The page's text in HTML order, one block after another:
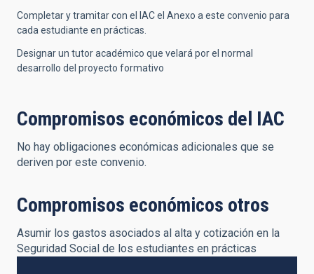
Completar y tramitar con el IAC el Anexo a este convenio para
cada estudiante en prácticas.
Designar un tutor académico que velará por el normal
desarrollo del proyecto formativo
Compromisos económicos del IAC
No hay obligaciones económicas adicionales que se
deriven por este convenio.
Compromisos económicos otros
Asumir los gastos asociados al alta y cotización en la
Seguridad Social de los estudiantes en prácticas